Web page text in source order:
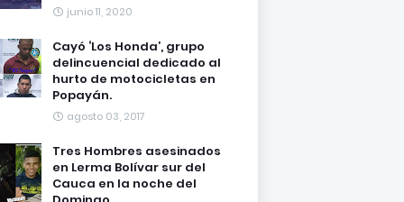
junio 11, 2020
Cayó ‘Los Honda’, grupo
delincuencial dedicado al
hurto de motocicletas en
Popayán.
agosto 03, 2017
Tres Hombres asesinados
en Lerma Bolívar sur del
Cauca en la noche del